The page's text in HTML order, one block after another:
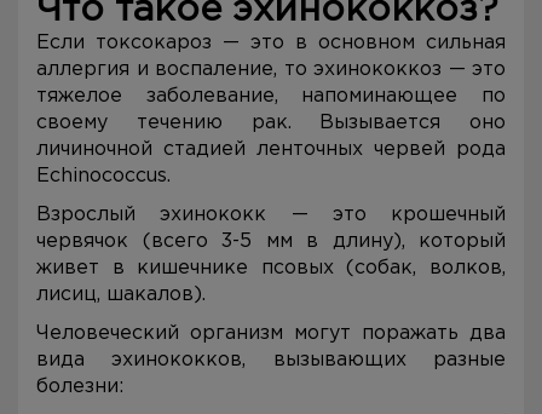
Что такое эхинококкоз?
Если токсокароз — это в основном сильная
аллергия и воспаление, то эхинококкоз — это
тяжелое заболевание, напоминающее по
своему течению рак. Вызывается оно
личиночной стадией ленточных червей рода
Echinococcus.
Взрослый эхинококк — это крошечный
червячок (всего 3-5 мм в длину), который
живет в кишечнике псовых (собак, волков,
лисиц, шакалов).
Человеческий организм могут поражать два
вида эхинококков, вызывающих разные
болезни: